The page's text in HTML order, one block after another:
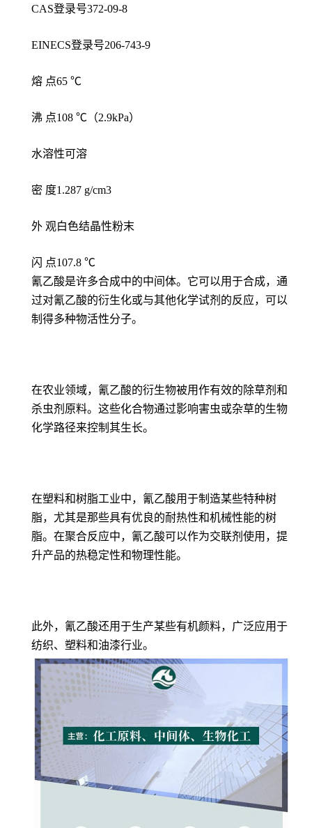
CAS登录号372-09-8
EINECS登录号206-743-9
熔 点65 ℃
沸 点108 ℃（2.9kPa）
水溶性可溶
密 度1.287 g/cm3
外 观白色结晶性粉末
闪 点107.8 ℃
氰乙酸是许多合成中的中间体。它可以用于合成，通
过对氰乙酸的衍生化或与其他化学试剂的反应，可以
制得多种物活性分子。
在农业领域，氰乙酸的衍生物被用作有效的除草剂和
杀虫剂原料。这些化合物通过影响害虫或杂草的生物
化学路径来控制其生长。
在塑料和树脂工业中，氰乙酸用于制造某些特种树
脂，尤其是那些具有优良的耐热性和机械性能的树
脂。在聚合反应中，氰乙酸可以作为交联剂使用，提
升产品的热稳定性和物理性能。
此外，氰乙酸还用于生产某些有机颜料，广泛应用于
纺织、塑料和油漆行业。